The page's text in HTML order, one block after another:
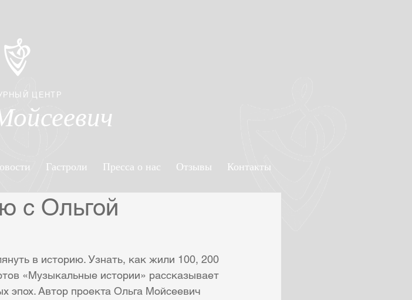
ЦЕНТР
Гастроли Пресса о нас Отзывы Контакты
с Ольгой
в историю. Узнать, как жили 100, 200
«Музыкальные истории» рассказывает
эпох. Автор проекта Ольга Мойсеевич